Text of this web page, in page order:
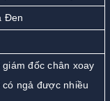
Đen
giám đốc chân xoay
có ngả được nhiều